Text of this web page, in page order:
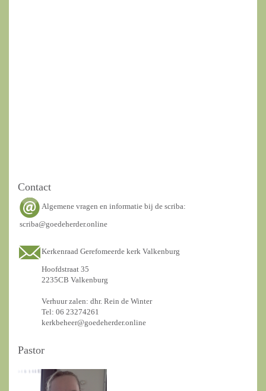
Contact
Algemene vragen en informatie bij de scriba:
scriba@goedeherder.online
Kerkenraad Gerefomeerde kerk Valkenburg
Hoofdstraat 35
2235CB Valkenburg
Verhuur zalen: dhr. Rein de Winter
Tel: 06 23274261
kerkbeheer@goedeherder.online
Pastor